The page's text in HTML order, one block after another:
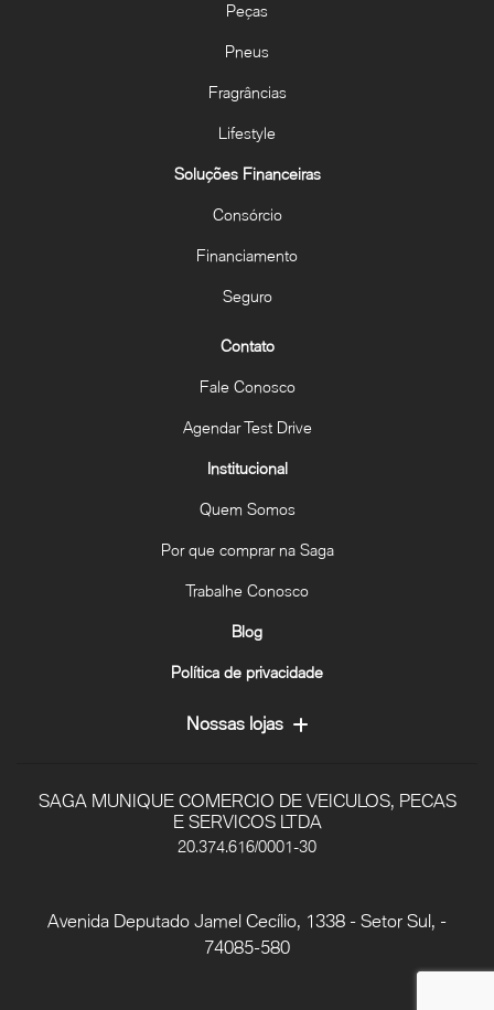
Peças
Pneus
Fragrâncias
Lifestyle
Soluções Financeiras
Consórcio
Financiamento
Seguro
Contato
Fale Conosco
Agendar Test Drive
Institucional
Quem Somos
Por que comprar na Saga
Trabalhe Conosco
Blog
Política de privacidade
Nossas lojas
SAGA MUNIQUE COMERCIO DE VEICULOS, PECAS
E SERVICOS LTDA
20.374.616/0001-30
Avenida Deputado Jamel Cecílio, 1338 - Setor Sul, -
74085-580